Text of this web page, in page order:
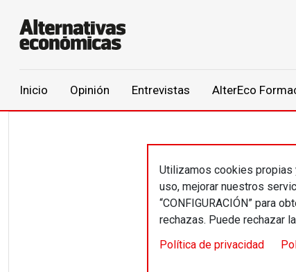
Inicio Opinión Entrevistas AlterEco
Utilizamos cookies propias
uso, mejorar nuestros
“CONFIGURACIÓN” para
rechazas. Puede rechazar
Política de privacidad